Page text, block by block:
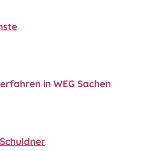
in WEG Sachen